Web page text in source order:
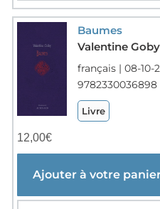
Baumes
Valentine Goby
français | 08-10-
9782330036898
Livre
12,00€
Ajouter à votre